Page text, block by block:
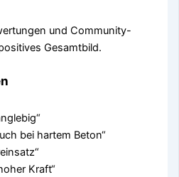
und Community-
Gesamtbild.
bei hartem Beton“
Kraft“